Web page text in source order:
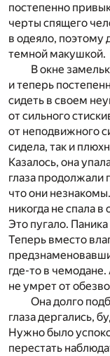
постепенно
черты спящего
в одеяло, поэтому
темной макушкой.
В окне
и теперь
сидеть в своем
от сильного
от неподвижного
сидела, так и
Казалось, она
глаза продолжали
что они
никогда не спала
Это пугало.
Теперь вместо
где-то в чемодане.
не умрет от
Она долго
глаза дергались,
Нужно было
перестать